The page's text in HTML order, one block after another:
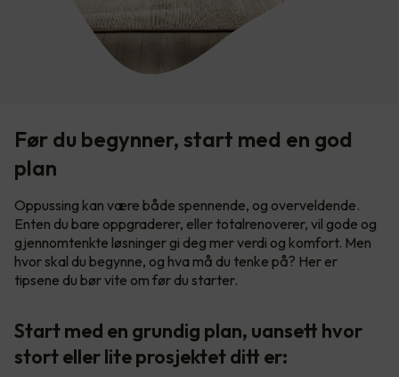
Før du begynner, start med en god
plan
Oppussing kan være både spennende, og overveldende.
Enten du bare oppgraderer, eller totalrenoverer, vil gode og
gjennomtenkte løsninger gi deg mer verdi og komfort. Men
hvor skal du begynne, og hva må du tenke på? Her er
tipsene du bør vite om før du starter.
Start med en grundig plan, uansett hvor
stort eller lite prosjektet ditt er: